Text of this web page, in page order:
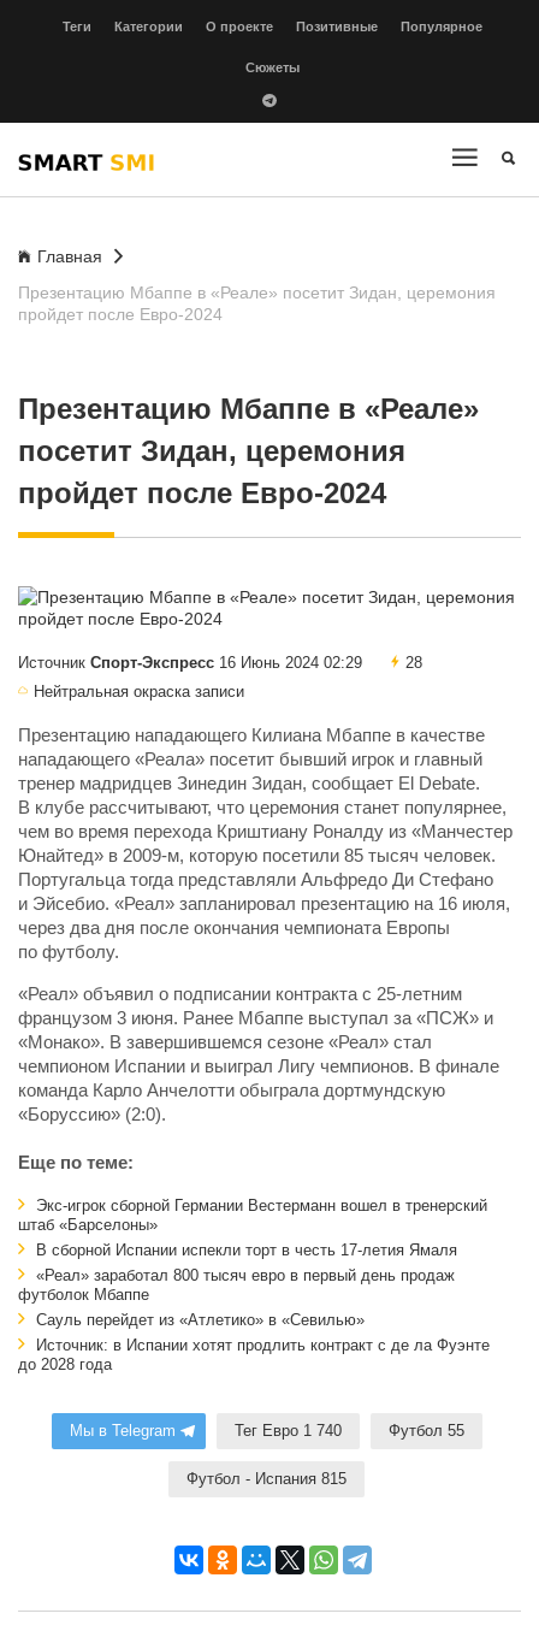
Теги Категории О проекте Позитивные Популярное
Сюжеты
Главная
Презентацию Мбаппе в «Реале» посетит Зидан, церемония
пройдет после Евро-2024
Презентацию Мбаппе в «Реале»
посетит Зидан, церемония
пройдет после Евро-2024
Источник Спорт-Экспресс 16 Июнь 2024 02:29
28
Нейтральная окраска записи
Презентацию нападающего Килиана Мбаппе в качестве
нападающего «Реала» посетит бывший игрок и главный
тренер мадридцев Зинедин Зидан, сообщает El Debate.
В клубе рассчитывают, что церемония станет популярнее,
чем во время перехода Криштиану Роналду из «Манчестер
Юнайтед» в 2009-м, которую посетили 85 тысяч человек.
Португальца тогда представляли Альфредо Ди Стефано
и Эйсебио. «Реал» запланировал презентацию на 16 июля,
через два дня после окончания чемпионата Европы
по футболу.
«Реал» объявил о подписании контракта с 25-летним
французом 3 июня. Ранее Мбаппе выступал за «ПСЖ» и
«Монако». В завершившемся сезоне «Реал» стал
чемпионом Испании и выиграл Лигу чемпионов. В финале
команда Карло Анчелотти обыграла дортмундскую
«Боруссию» (2:0).
Еще по теме:
Экс-игрок сборной Германии Вестерманн вошел в тренерский
штаб «Барселоны»
В сборной Испании испекли торт в честь 17-летия Ямаля
«Реал» заработал 800 тысяч евро в первый день продаж
футболок Мбаппе
Сауль перейдет из «Атлетико» в «Севилью»
Источник: в Испании хотят продлить контракт с де ла Фуэнте
до 2028 года
Мы в Telegram Тег Евро 1 740 Футбол 55
Футбол - Испания 815